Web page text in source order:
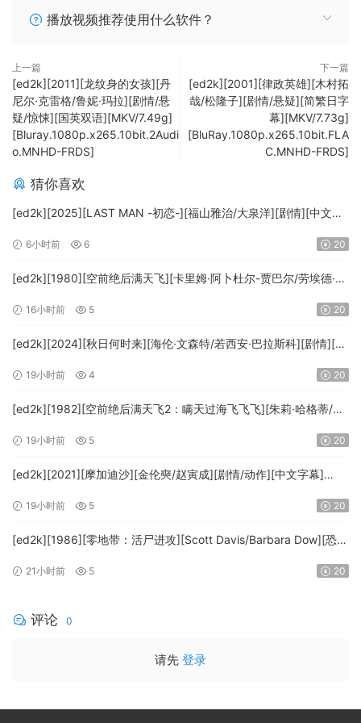
播放视频推荐使用什么软件？
上一篇
[ed2k][2011][龙纹身的女孩][丹
尼尔·克雷格/鲁妮·玛拉][剧情/悬
疑/惊悚][国英双语][MKV/7.49g]
[Bluray.1080p.x265.10bit.2Audi
o.MNHD-FRDS]
下一篇
[ed2k][2001][律政英雄][木村拓
哉/松隆子][剧情/悬疑][简繁日字
幕][MKV/7.73g]
[BluRay.1080p.x265.10bit.FLA
C.MNHD-FRDS]
猜你喜欢
[ed2k][2025][LAST MAN -初恋-][福山雅治/大泉洋][剧情][中文字
6小时前 6 20
[ed2k][1980][空前绝后满天飞][卡里姆·阿卜杜尔-贾巴尔/劳埃德·布
HD.MA5.1.x265.10bit-BeiTai]
16小时前 5 20
[ed2k][2024][秋日何时来][海伦·文森特/若西安·巴拉斯科][剧情][中
FRDS]
19小时前 4 20
[ed2k][1982][空前绝后满天飞2：瞒天过海飞飞飞][朱莉·哈格蒂/罗
[1080p.BluRay.x264.DTS-WiKi]
19小时前 5 20
[ed2k][2021][摩加迪沙][金伦奭/赵寅成][剧情/动作][中文字幕]
19小时前 5 20
[ed2k][1986][零地带：活尸进攻][Scott Davis/Barbara Dow][恐
MTeam]
21小时前 5 20
评论 0
请先 登录